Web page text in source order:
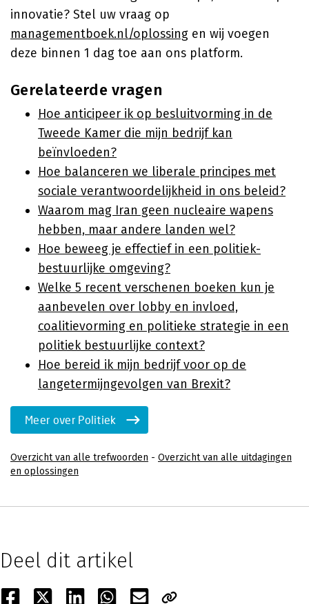
innovatie? Stel uw vraag op
managementboek.nl/oplossing en wij voegen
deze binnen 1 dag toe aan ons platform.
Gerelateerde vragen
Hoe anticipeer ik op besluitvorming in de
Tweede Kamer die mijn bedrijf kan
beïnvloeden?
Hoe balanceren we liberale principes met
sociale verantwoordelijkheid in ons beleid?
Waarom mag Iran geen nucleaire wapens
hebben, maar andere landen wel?
Hoe beweeg je effectief in een politiek-
bestuurlijke omgeving?
Welke 5 recent verschenen boeken kun je
aanbevelen over lobby en invloed,
coalitievorming en politieke strategie in een
politiek bestuurlijke context?
Hoe bereid ik mijn bedrijf voor op de
langetermijngevolgen van Brexit?
Meer over Politiek
Overzicht van alle trefwoorden - Overzicht van alle uitdagingen
en oplossingen
Deel dit artikel